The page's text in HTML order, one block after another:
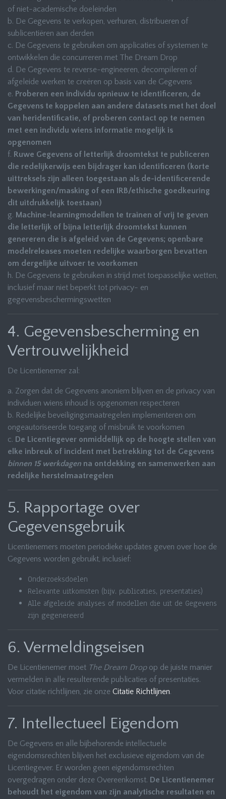
of niet-academische doeleinden
b. De Gegevens te verkopen, verhuren, distribueren of
sublicentiëren aan derden
c. De Gegevens te gebruiken om applicaties of systemen te
ontwikkelen die concurreren met The Dream Drop
d. De Gegevens te reverse-engineeren, decompileren of
afgeleide werken te creëren op basis van de Gegevens
e. Proberen een individu opnieuw te identificeren, de
Gegevens te koppelen aan andere datasets met het doel
van heridentificatie, of proberen contact op te nemen
met een individu wiens informatie mogelijk is
opgenomen
f. Ruwe Gegevens of letterlijk droomtekst te publiceren
die redelijkerwijs een bijdrager kan identificeren (korte
uittreksels zijn alleen toegestaan als de-identificerende
bewerkingen/masking of een IRB/ethische goedkeuring
dit uitdrukkelijk toestaan)
g. Machine-learningmodellen te trainen of vrij te geven
die letterlijk of bijna letterlijk droomtekst kunnen
genereren die is afgeleid van de Gegevens; openbare
modelreleases moeten redelijke waarborgen bevatten
om dergelijke uitvoer te voorkomen
h. De Gegevens te gebruiken in strijd met toepasselijke wetten,
inclusief maar niet beperkt tot privacy- en
gegevensbeschermingswetten
4. Gegevensbescherming en
Vertrouwelijkheid
De Licentienemer zal:
a. Zorgen dat de Gegevens anoniem blijven en de privacy van
individuen wiens inhoud is opgenomen respecteren
b. Redelijke beveiligingsmaatregelen implementeren om
ongeautoriseerde toegang of misbruik te voorkomen
c. De Licentiegever onmiddellijk op de hoogte stellen van
elke inbreuk of incident met betrekking tot de Gegevens
binnen 15 werkdagen na ontdekking en samenwerken aan
redelijke herstelmaatregelen
5. Rapportage over
Gegevensgebruik
Licentienemers moeten periodieke updates geven over hoe de
Gegevens worden gebruikt, inclusief:
Onderzoeksdoelen
Relevante uitkomsten (bijv. publicaties, presentaties)
Alle afgeleide analyses of modellen die uit de Gegevens
zijn gegenereerd
6. Vermeldingseisen
De Licentienemer moet The Dream Dropop de juiste manier
vermelden in alle resulterende publicaties of presentaties.
Voor citatie richtlijnen, zie onze Citatie Richtlijnen.
7. Intellectueel Eigendom
De Gegevens en alle bijbehorende intellectuele
eigendomsrechten blijven het exclusieve eigendom van de
Licentiegever. Er worden geen eigendomsrechten
overgedragen onder deze Overeenkomst. De Licentienemer
behoudt het eigendom van zijn analytische resultaten en